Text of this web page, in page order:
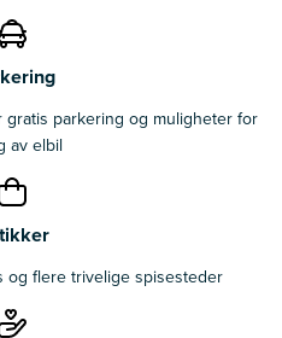
parkering og muligheter for
av elbil
og flere trivelige spisesteder